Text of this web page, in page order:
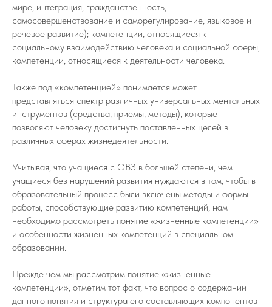
мире, интеграция, гражданственность,
самосовершенствование и саморегулирование, языковое и
речевое развитие); компетенции, относящиеся к
социальному взаимодействию человека и социальной сферы;
компетенции, относящиеся к деятельности человека.
Также под «компетенцией» понимается может
представляться спектр различных универсальных ментальных
инструментов (средства, приемы, методы), которые
позволяют человеку достигнуть поставленных целей в
различных сферах жизнедеятельности.
Учитывая, что учащиеся с ОВЗ в большей степени, чем
учащиеся без нарушений развития нуждаются в том, чтобы в
образовательный процесс были включены методы и формы
работы, способствующие развитию компетенций, нам
необходимо рассмотреть понятие «жизненные компетенции»
и особенности жизненных компетенций в специальном
образовании.
Прежде чем мы рассмотрим понятие «жизненные
компетенции», отметим тот факт, что вопрос о содержании
данного понятия и структура его составляющих компонентов